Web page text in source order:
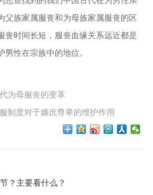
父族家属服丧和为母族家属服丧的区
丧时间长短，服丧血缘关系远近都是
性在宗族中的地位。
为母服丧的变革
制度对于嫡庶尊卑的维护作用
？主要看什么？